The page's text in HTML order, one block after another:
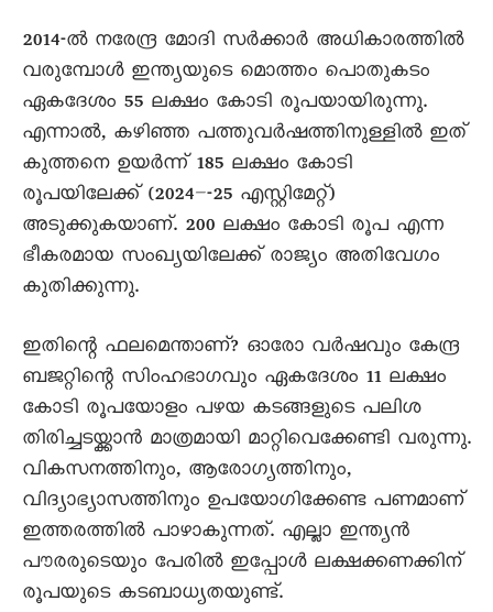
2014-ൽ നരേന്ദ്ര മോദി സർക്കാർ അധികാരത്തിൽ
വരുമ്പോൾ ഇന്ത്യയുടെ മൊത്തം പൊതുകടം
ഏകദേശം 55 ലക്ഷം കോടി രൂപയായിരുന്നു.
എന്നാൽ, കഴിഞ്ഞ പത്തുവർഷത്തിനുള്ളിൽ ഇത്
കുത്തനെ ഉയർന്ന് 185 ലക്ഷം കോടി
രൂപയിലേക്ക് (2024–-25 എസ്റ്റിമേറ്റ്)
അടുക്കുകയാണ്. 200 ലക്ഷം കോടി രൂപ എന്ന
ഭീകരമായ സംഖ്യയിലേക്ക് രാജ്യം അതിവേഗം
കുതിക്കുന്നു.
ഇതിന്റെ ഫലമെന്താണ്? ഓരോ വർഷവും കേന്ദ്ര
ബജറ്റിന്റെ സിംഹഭാഗവും ഏകദേശം 11 ലക്ഷം
കോടി രൂപയോളം പഴയ കടങ്ങളുടെ പലിശ
തിരിച്ചടയ്ക്കാൻ മാത്രമായി മാറ്റിവെക്കേണ്ടി വരുന്നു.
വികസനത്തിനും, ആരോഗ്യത്തിനും,
വിദ്യാഭ്യാസത്തിനും ഉപയോഗിക്കേണ്ട പണമാണ്
ഇത്തരത്തിൽ പാഴാകുന്നത്. എല്ലാ ഇന്ത്യൻ
പൗരരുടെയും പേരിൽ ഇപ്പോൾ ലക്ഷക്കണക്കിന്
രൂപയുടെ കടബാധ്യതയുണ്ട്.